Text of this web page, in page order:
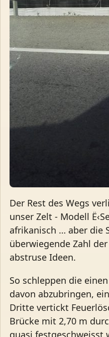
Der Rest des Wegs
unser Zelt - Modell
afrikanisch … aber die
überwiegende Zahl
abstruse Ideen.
So schleppen die
davon abzubringen,
Dritte vertickt
Brücke mit 2,70 m